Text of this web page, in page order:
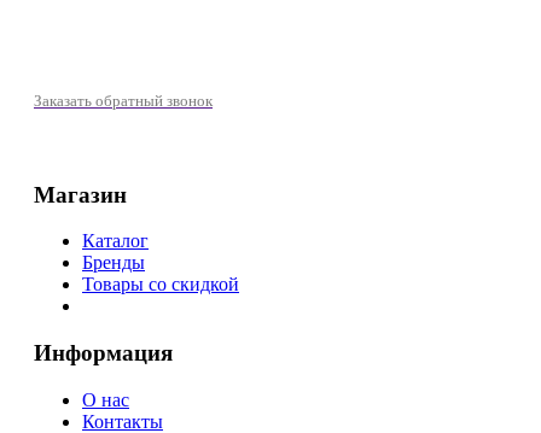
Заказать обратный звонок
Магазин
Каталог
Бренды
Товары со скидкой
Информация
О нас
Контакты